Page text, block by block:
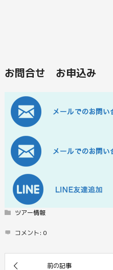
お問合せ お申込み
ツアー情報
コメント: 0